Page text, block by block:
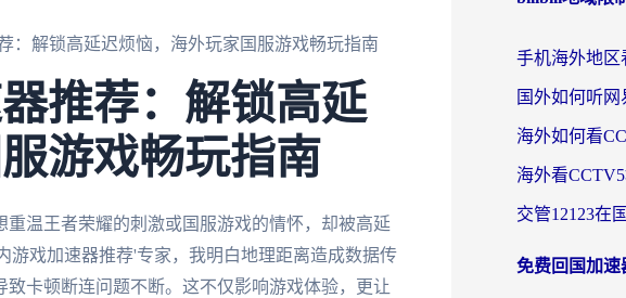
：解锁高延迟烦恼，海外玩家国服游戏畅玩指南
推荐：解锁高延
游戏畅玩指南
温王者荣耀的刺激或国服游戏的情怀，却被高延
戏加速器推荐'专家，我明白地理距离造成数据传
卡顿断连问题不断。这不仅影响游戏体验，更让
免费回国加速